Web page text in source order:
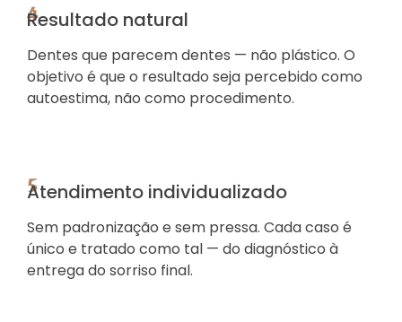
4
Resultado natural
Dentes que parecem dentes — não plástico. O
objetivo é que o resultado seja percebido como
autoestima, não como procedimento.
5
Atendimento individualizado
Sem padronização e sem pressa. Cada caso é
único e tratado como tal — do diagnóstico à
entrega do sorriso final.